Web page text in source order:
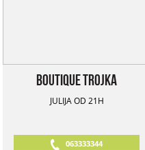
Boutique Trojka
JULIJA OD 21H
063333344